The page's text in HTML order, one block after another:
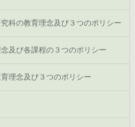
科の教育理念及び３つのポリシー
及び各課程の３つのポリシー
理念及び３つのポリシー